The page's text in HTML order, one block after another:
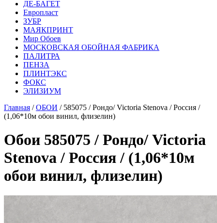
ДЕ-БАГЕТ
Европласт
ЗУБР
МАЯКПРИНТ
Мир Обоев
МОСКОВСКАЯ ОБОЙНАЯ ФАБРИКА
ПАЛИТРА
ПЕНЗА
ПЛИНТЭКС
ФОКС
ЭЛИЗИУМ
Главная /ОБОИ / 585075 / Рондо/ Victoria Stenova / Россия /
(1,06*10м обои винил, флизелин)
Обои 585075 / Рондо/ Victoria
Stenova / Россия / (1,06*10м
обои винил, флизелин)